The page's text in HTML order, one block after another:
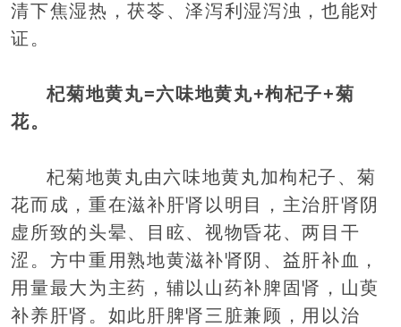
清下焦湿热，茯苓、泽泻利湿泻浊，也能对
证。
杞菊地黄丸=六味地黄丸+枸杞子+菊
花。
杞菊地黄丸由六味地黄丸加枸杞子、菊
花而成，重在滋补肝肾以明目，主治肝肾阴
虚所致的头晕、目眩、视物昏花、两目干
涩。方中重用熟地黄滋补肾阴、益肝补血，
用量最大为主药，辅以山药补脾固肾，山萸
补养肝肾。如此肝脾肾三脏兼顾，用以治